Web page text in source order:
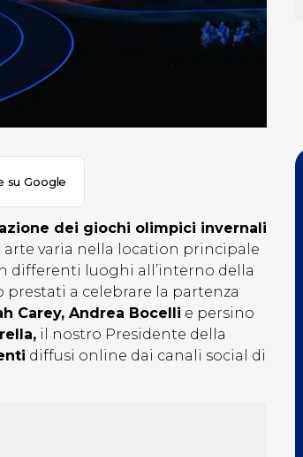
su Google
dei giochi olimpici invernali
arte varia nella location principale
differenti luoghi all’interno della
a celebrare la partenza
Carey, Andrea Bocelli e persino
il nostro Presidente della
diffusi online dai canali social di